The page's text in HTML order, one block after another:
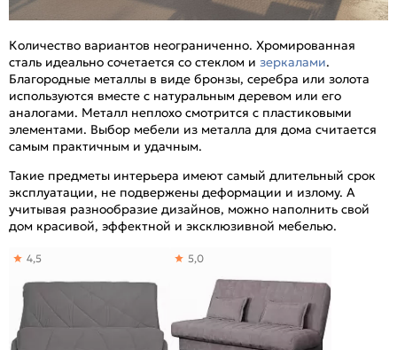
Количество вариантов неограниченно. Хромированная
сталь идеально сочетается со стеклом и зеркалами.
Благородные металлы в виде бронзы, серебра или золота
используются вместе с натуральным деревом или его
аналогами. Металл неплохо смотрится с пластиковыми
элементами. Выбор мебели из металла для дома считается
самым практичным и удачным.
Такие предметы интерьера имеют самый длительный срок
эксплуатации, не подвержены деформации и излому. А
учитывая разнообразие дизайнов, можно наполнить свой
дом красивой, эффектной и эксклюзивной мебелью.
4,5 5,0